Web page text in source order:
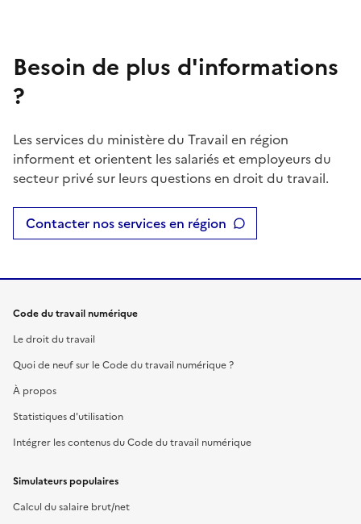
Besoin de plus d'informations
?
Les services du ministère du Travail en région
informent et orientent les salariés et employeurs du
secteur privé sur leurs questions en droit du travail.
Contacter nos services en région
Code du travail numérique
Le droit du travail
Quoi de neuf sur le Code du travail numérique ?
À propos
Statistiques d'utilisation
Intégrer les contenus du Code du travail numérique
Simulateurs populaires
Calcul du salaire brut/net